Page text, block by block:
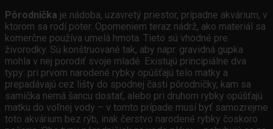
Pôrodnička je nádoba, uzavretý priestor, prípadne akvárium, v
ktorom sa rodí poter. Opomeniem teraz nádrž, ako materiál sa
komerčne používa umelá hmota. Tieto sú vhodné pre
živorodky. Sú konštruované tak, aby napr. gravidná gupka
mohla v nej porodiť svoje mladé. Existujú principiálne dva
typy: pri prvom narodené rybky opúšťajú telo matky a
prepadávajú cez lišty do spodnej časti pôrodničky, kam sa
samička nemá šancu dostať, alebo pri druhom rybky opúšťajú
matku do voľnej vody – v tomto prípade musí byť samozrejme
toto akvárium bez rýb, inak čerstvo narodené rybky čoskoro